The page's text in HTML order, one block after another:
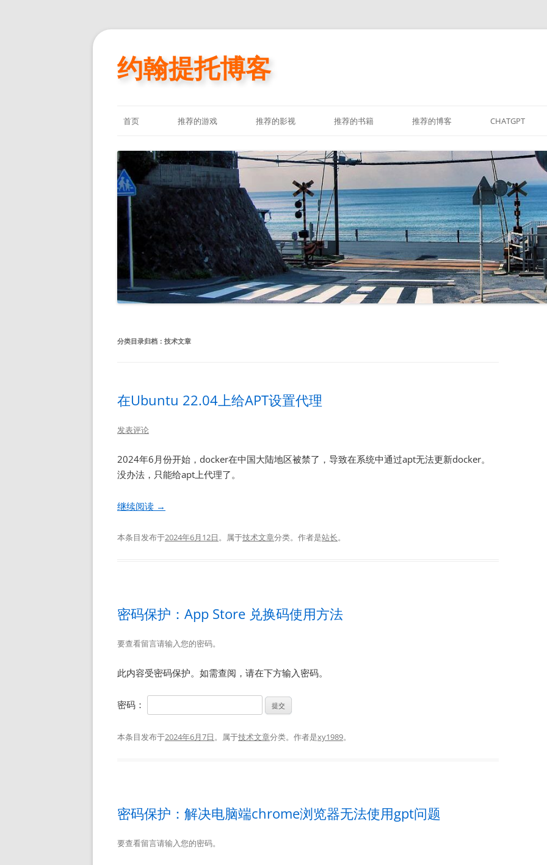
约翰提托博客
至
正
首页 推荐的游戏 推荐的影视 推荐的书籍 推荐的博客 CHATGPT
分类目录归档： 技术文章
在Ubuntu 22.04上给APT设置代理
发表评论
2024年6月份开始，docker在中国大陆地区被禁了，导致在系统中通过apt无法更新docker。
没办法，只能给apt上代理了。
继续阅读 →
本条目发布于2024年6月12日。属于技术文章分类。 作者是站长。
密码保护：App Store 兑换码使用方法
要查看留言请输入您的密码。
此内容受密码保护。如需查阅，请在下方输入密码。
密码：
本条目发布于2024年6月7日。属于技术文章分类。 作者是xy1989。
密码保护：解决电脑端chrome浏览器无法使用gpt问题
要查看留言请输入您的密码。